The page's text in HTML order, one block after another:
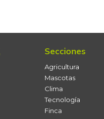
Secciones
Agricultura
Mascotas
Clima
Tecnología
Finca